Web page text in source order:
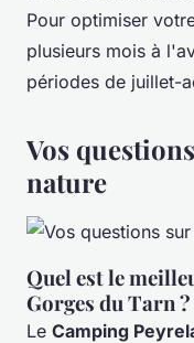
Pour optimiser
plusieurs mois à
périodes de juillet-
Vos
nature
Quel est le
Gorges du Tarn ?
Le Camping